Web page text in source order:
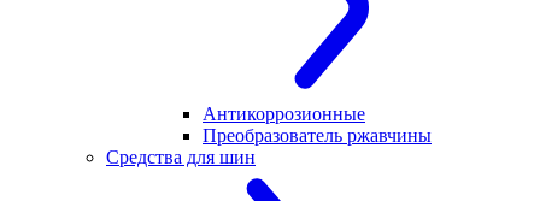
Антикоррозионные
Преобразователь ржавчины
Средства для шин